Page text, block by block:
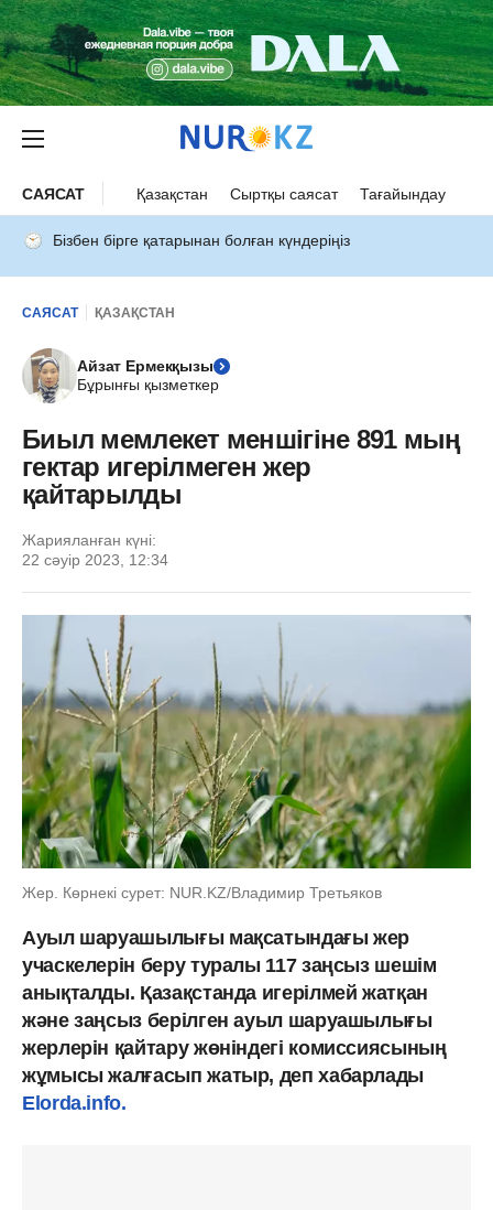
САЯСАТ Қазақстан Сыртқы саясат Тағайындау
Бізбен бірге қатарынан болған күндеріңіз
САЯСАТ ҚАЗАҚСТАН
Айзат Ермекқызы
Бұрынғы қызметкер
Биыл мемлекет меншігіне 891 мың
гектар игерілмеген жер
қайтарылды
Жарияланған күні:
22 сәуір 2023, 12:34
Жер. Көрнекі сурет: NUR.KZ/Владимир Третьяков
Ауыл шаруашылығы мақсатындағы жер
учаскелерін беру туралы 117 заңсыз шешім
анықталды. Қазақстанда игерілмей жатқан
және заңсыз берілген ауыл шаруашылығы
жерлерін қайтару жөніндегі комиссиясының
жұмысы жалғасып жатыр, деп хабарлады
Elorda.info.